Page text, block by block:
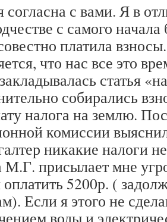
согласна с вами. Я в
с самого
платила
что нас все это
статья
собирались
налога на землю.
комиссии
никакие налоги
М.Г. присылает мне
оплатить 5200р. (
Если я этого не
воды и